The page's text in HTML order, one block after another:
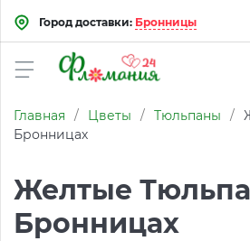
Город доставки: Бронницы
Главная / Цветы / Тюльпаны /
Бронницах
Желтые
Бронницах